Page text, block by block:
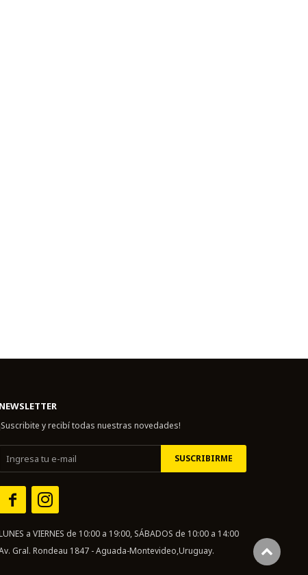
NEWSLETTER
y recibí todas nuestras novedades!
SUSCRIBIRME
 
a VIERNES de 10:00 a 19:00, SÁBADOS de 10:00 a 14:00
Gral. Rondeau 1847 - Aguada-Montevideo,Uruguay.